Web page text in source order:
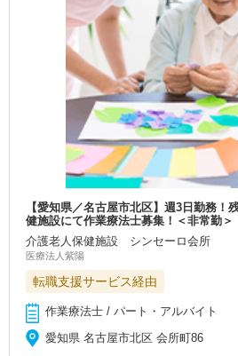
【愛知県／名古屋市北区】週3日勤務！
健施設にて作業療法士募集！＜非常勤＞
介護老人保健施設 シンセーロ会所
医療法人紫陽
転職支援サービス経由
作業療法士 / パート・アルバイト
愛知県 名古屋市北区 会所町86